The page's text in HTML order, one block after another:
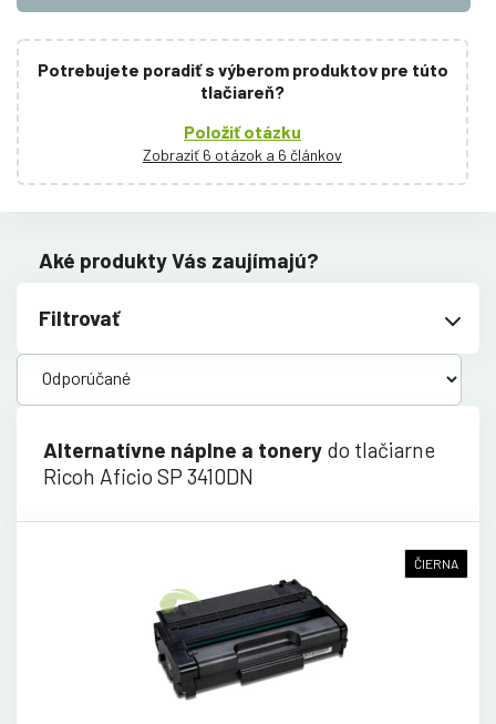
Potrebujete poradiť s výberom produktov pre túto
tlačiareň?
Položiť otázku
Zobraziť 6 otázok a 6 článkov
Aké produkty Vás zaujímajú?
Filtrovať
Alternatívne náplne a tonery do tlačiarne
Ricoh Aficio SP 3410DN
ČIERNA